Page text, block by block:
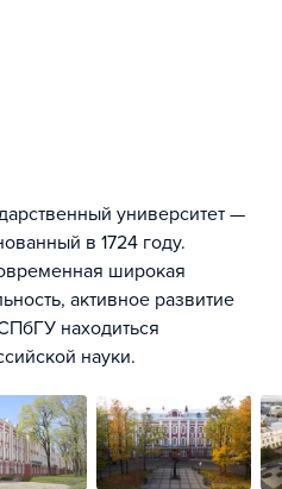
университет —
в 1724 году.
широкая
активное развитие
находиться
науки.